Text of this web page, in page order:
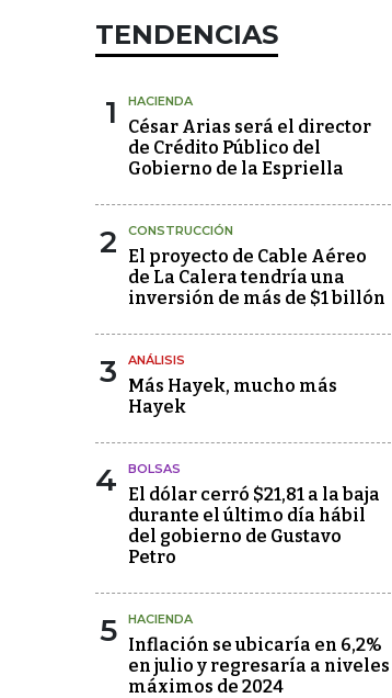
TENDENCIAS
1 HACIENDA
César Arias será el director
de Crédito Público del
Gobierno de la Espriella
2 CONSTRUCCIÓN
El proyecto de Cable Aéreo
de La Calera tendría una
inversión de más de $1 billón
3 ANÁLISIS
Más Hayek, mucho más
Hayek
4 BOLSAS
El dólar cerró $21,81 a la baja
durante el último día hábil
del gobierno de Gustavo
Petro
5 HACIENDA
Inflación se ubicaría en 6,2%
en julio y regresaría a niveles
máximos de 2024